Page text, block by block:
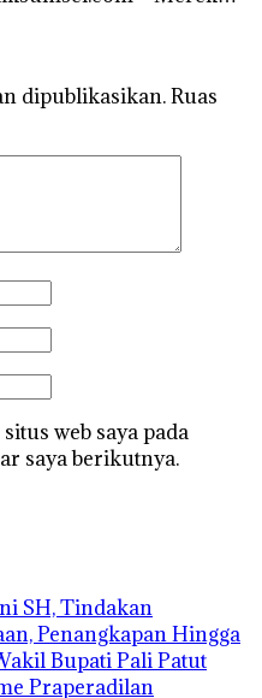
dipublikasikan.Ruas
web saya pada
saya berikutnya.